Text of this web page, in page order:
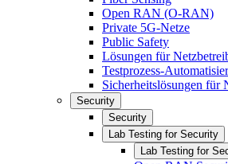
Open RAN (O-RAN)
Private 5G-Netze
Public Safety
Lösungen für
Testprozess-
Sicherheitslösungen für
Security
Security
Lab Testing for Security
Lab Testing for